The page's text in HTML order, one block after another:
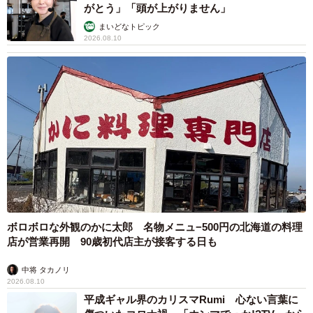
がとう」「頭が上がりません」
まいどなトピック
2026.08.10
ボロボロな外観のかに太郎 名物メニュ−500円の北海道の料理
店が営業再開 90歳初代店主が接客する日も
中将 タカノリ
2026.08.10
平成ギャル界のカリスマRumi 心ない言葉に